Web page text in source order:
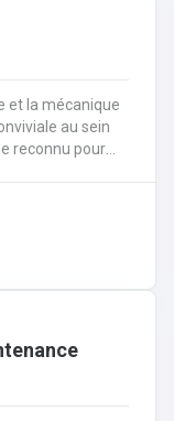
et la mécanique
au sein
reconnu pour
le
leur véhicule et les réparations à prévoir.